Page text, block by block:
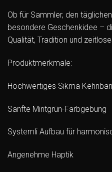
Ob für Sammler, den
besondere Geschenkidee –
Qualität, Tradition und
Produktmerkmale:
Hochwertiges Sıkma Kehribarı
Sanfte Mintgrün-Farbgebung
Systemli Aufbau für
Angenehme Haptik